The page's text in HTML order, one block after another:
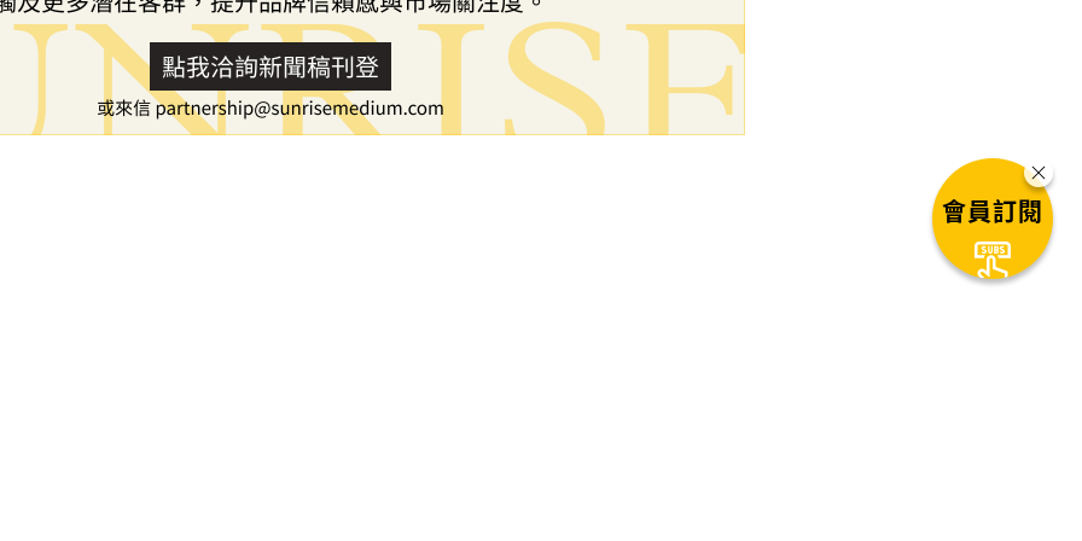
會員訂閱